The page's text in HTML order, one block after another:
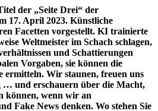
der „Seite Drei“ der
17. April 2023. Künstliche
Facetten vorgestellt. KI trainierte
Weltmeister im Schach schlagen,
und Schattierungen
Vorgaben, sie können die
ermitteln. Wir staunen, freuen uns
… und erschauern über die Macht,
können, wenn wir an
Fake News denken. Wo stehen Sie